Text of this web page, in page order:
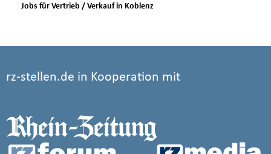
Jobs für Vertrieb / Verkauf in Koblenz
rz-stellen.de in Kooperation mit